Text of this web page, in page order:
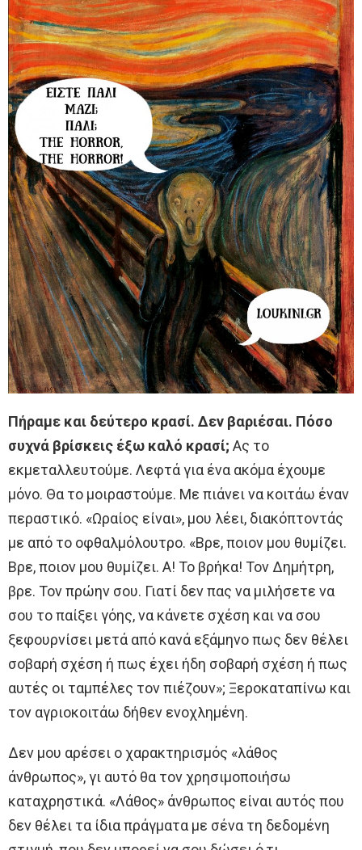
Πήραμε και δεύτερο κρασί. Δεν βαριέσαι. Πόσο
συχνά βρίσκεις έξω καλό κρασί; Ας το
εκμεταλλευτούμε. Λεφτά για ένα ακόμα έχουμε
μόνο. Θα το μοιραστούμε. Με πιάνει να κοιτάω έναν
περαστικό. «Ωραίος είναι», μου λέει, διακόπτοντάς
με από το οφθαλμόλουτρο. «Βρε, ποιον μου θυμίζει.
Βρε, ποιον μου θυμίζει. Α! Το βρήκα! Τον Δημήτρη,
βρε. Τον πρώην σου. Γιατί δεν πας να μιλήσετε να
σου το παίξει γόης, να κάνετε σχέση και να σου
ξεφουρνίσει μετά από κανά εξάμηνο πως δεν θέλει
σοβαρή σχέση ή πως έχει ήδη σοβαρή σχέση ή πως
αυτές οι ταμπέλες τον πιέζουν»; Ξεροκαταπίνω και
τον αγριοκοιτάω δήθεν ενοχλημένη.
Δεν μου αρέσει ο χαρακτηρισμός «λάθος
άνθρωπος», γι αυτό θα τον χρησιμοποιήσω
καταχρηστικά. «Λάθος» άνθρωπος είναι αυτός που
δεν θέλει τα ίδια πράγματα με σένα τη δεδομένη